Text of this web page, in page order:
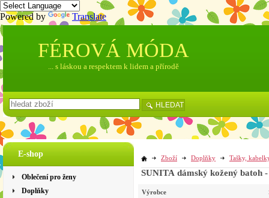
Powered by Translate
E-shop
Oblečení pro ženy
Doplňky
Zboží Doplňky Tašky,
SUNITA dámský kožený batoh -
Výrobce
FÉROVÁ MÓDA
... s láskou a respektem k lidem a přírodě
HLEDAT